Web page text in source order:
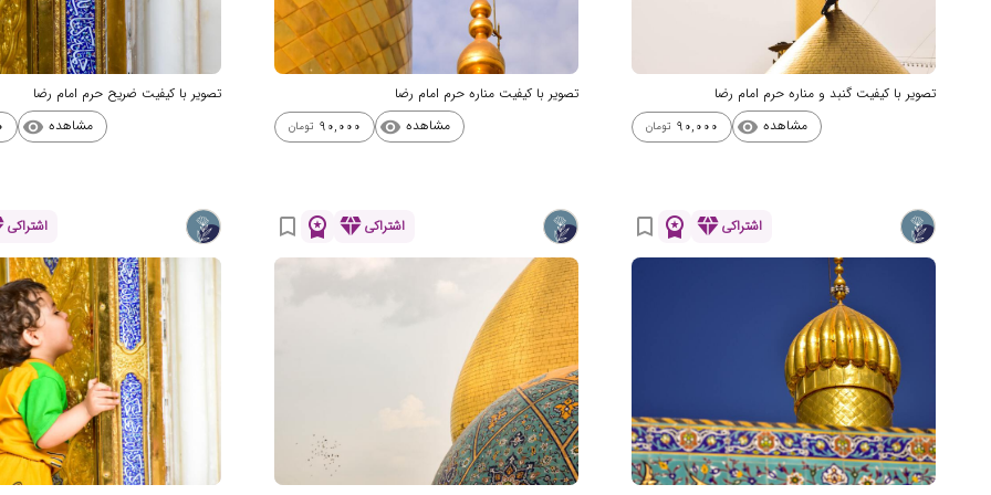
تصویر با کیفیت گنبد و مناره حرم امام رضا
مشاهده visibility
90,000 تومان
تصویر با کیفیت مناره حرم امام رضا
مشاهده visibility
90,000 تومان
تصویر با کیفیت ضریح حرم امام رضا
مشاهده visibility
اشتراکیdiamond
workspace_premium
bookmark_border اشتراکیdiamond
workspace_premium
bookmark_border اشتراکی